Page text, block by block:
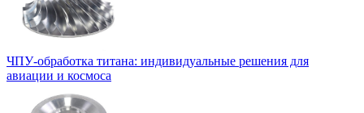
ЧПУ-обработка титана: индивидуальные решения для
авиации и космоса